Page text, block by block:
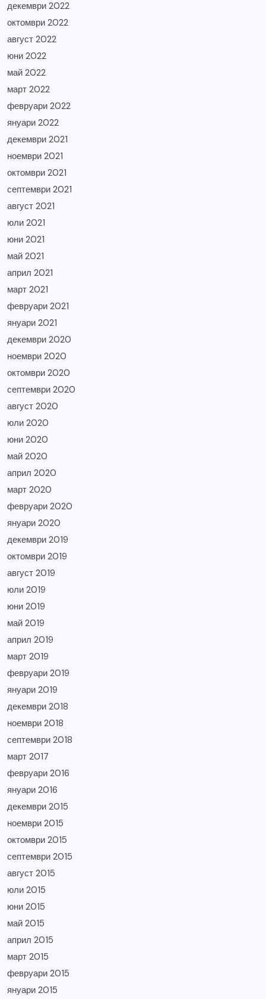
декември 2022
октомври 2022
август 2022
юни 2022
май 2022
март 2022
февруари 2022
януари 2022
декември 2021
ноември 2021
октомври 2021
септември 2021
август 2021
юли 2021
юни 2021
май 2021
април 2021
март 2021
февруари 2021
януари 2021
декември 2020
ноември 2020
октомври 2020
септември 2020
август 2020
юли 2020
юни 2020
май 2020
април 2020
март 2020
февруари 2020
януари 2020
декември 2019
октомври 2019
август 2019
юли 2019
юни 2019
май 2019
април 2019
март 2019
февруари 2019
януари 2019
декември 2018
ноември 2018
септември 2018
март 2017
февруари 2016
януари 2016
декември 2015
ноември 2015
октомври 2015
септември 2015
август 2015
юли 2015
юни 2015
май 2015
април 2015
март 2015
февруари 2015
януари 2015